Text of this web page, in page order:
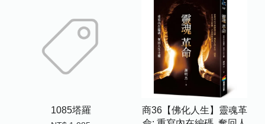
1085塔羅
商36【佛化人生】靈魂革